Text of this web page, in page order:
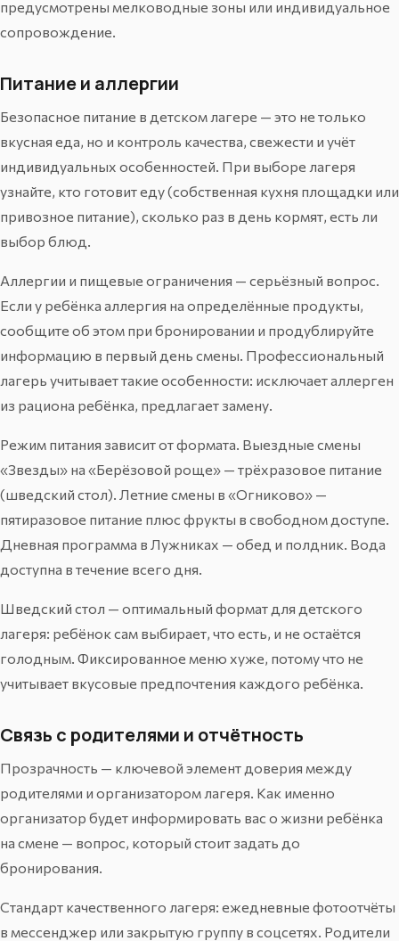
предусмотрены мелководные зоны или индивидуальное
сопровождение.
Питание и аллергии
Безопасное питание в детском лагере — это не только
вкусная еда, но и контроль качества, свежести и учёт
индивидуальных особенностей. При выборе лагеря
узнайте, кто готовит еду (собственная кухня площадки или
привозное питание), сколько раз в день кормят, есть ли
выбор блюд.
Аллергии и пищевые ограничения — серьёзный вопрос.
Если у ребёнка аллергия на определённые продукты,
сообщите об этом при бронировании и продублируйте
информацию в первый день смены. Профессиональный
лагерь учитывает такие особенности: исключает аллерген
из рациона ребёнка, предлагает замену.
Режим питания зависит от формата. Выездные смены
«Звезды» на «Берёзовой роще» — трёхразовое питание
(шведский стол). Летние смены в «Огниково» —
пятиразовое питание плюс фрукты в свободном доступе.
Дневная программа в Лужниках — обед и полдник. Вода
доступна в течение всего дня.
Шведский стол — оптимальный формат для детского
лагеря: ребёнок сам выбирает, что есть, и не остаётся
голодным. Фиксированное меню хуже, потому что не
учитывает вкусовые предпочтения каждого ребёнка.
Связь с родителями и отчётность
Прозрачность — ключевой элемент доверия между
родителями и организатором лагеря. Как именно
организатор будет информировать вас о жизни ребёнка
на смене — вопрос, который стоит задать до
бронирования.
Стандарт качественного лагеря: ежедневные фотоотчёты
в мессенджер или закрытую группу в соцсетях. Родители